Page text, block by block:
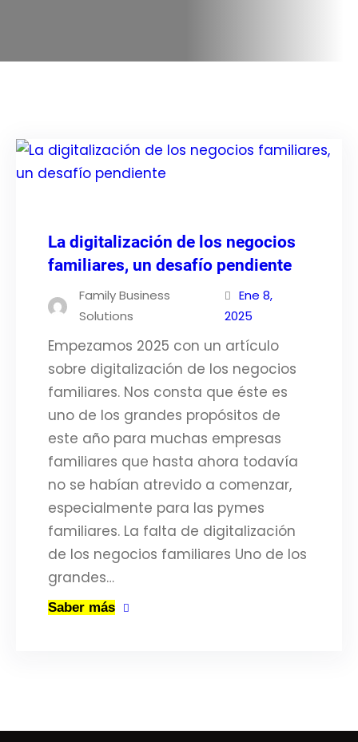
La digitalización de los negocios
familiares, un desafío pendiente
Family Business
Solutions
Ene 8,
2025
Empezamos 2025 con un artículo
sobre digitalización de los negocios
familiares. Nos consta que éste es
uno de los grandes propósitos de
este año para muchas empresas
familiares que hasta ahora todavía
no se habían atrevido a comenzar,
especialmente para las pymes
familiares. La falta de digitalización
de los negocios familiares Uno de los
grandes…
Saber más